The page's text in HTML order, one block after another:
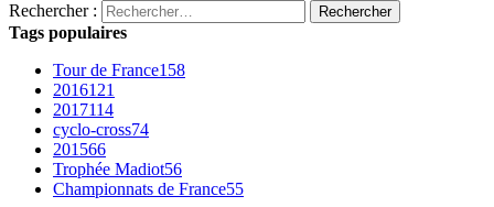
Rechercher :
Tags populaires
Tour de France158
2016121
2017114
cyclo-cross74
201566
Trophée Madiot56
Championnats de France55